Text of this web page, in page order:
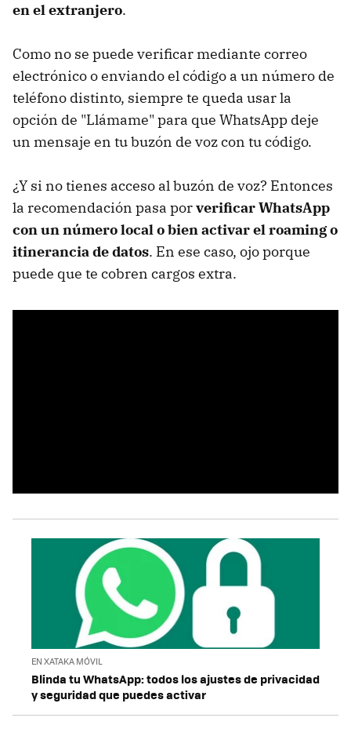
en el extranjero.
Como no se puede verificar mediante correo
electrónico o enviando el código a un número de
teléfono distinto, siempre te queda usar la
opción de "Llámame" para que WhatsApp deje
un mensaje en tu buzón de voz con tu código.
¿Y si no tienes acceso al buzón de voz? Entonces
la recomendación pasa porverificar WhatsApp
con un número local o bien activar el roaming o
itinerancia de datos. En ese caso, ojo porque
puede que te cobren cargos extra.
EN XATAKA MÓVIL
Blinda tu WhatsApp: todos los ajustes de privacidad
y seguridad que puedes activar